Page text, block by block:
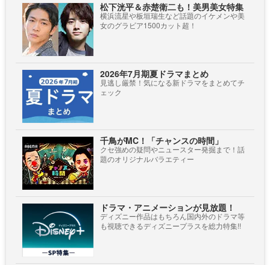
松下洸平＆赤楚衛二も！美男美女特集
横浜流星や板垣瑞生など話題のイケメンや美
女のグラビア1500カット超！
2026年7月期夏ドラマまとめ
見逃し厳禁！気になる新ドラマをまとめてチ
ェック
千鳥がMC！「チャンスの時間」
クセ強めの疑問やニュースター発掘まで！話
題のオリジナルバラエティー
ドラマ・アニメーションが見放題！
ディズニー作品はもちろん国内外のドラマ等
も視聴できるディズニープラスを総力特集!!